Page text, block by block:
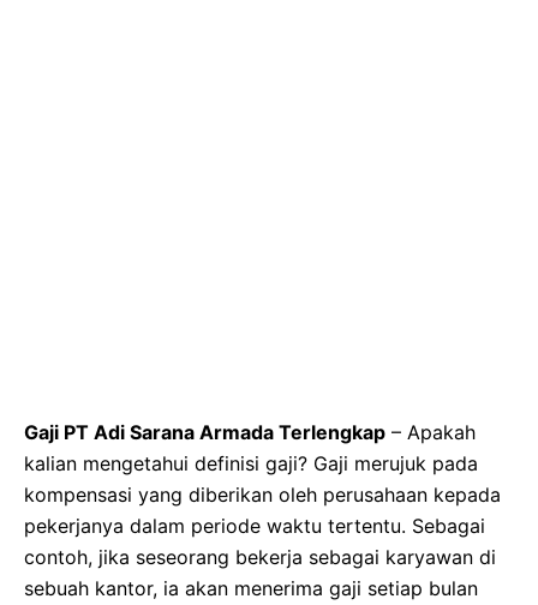
Gaji PT Adi Sarana Armada Terlengkap – Apakah
kalian mengetahui definisi gaji? Gaji merujuk pada
kompensasi yang diberikan oleh perusahaan kepada
pekerjanya dalam periode waktu tertentu. Sebagai
contoh, jika seseorang bekerja sebagai karyawan di
sebuah kantor, ia akan menerima gaji setiap bulan